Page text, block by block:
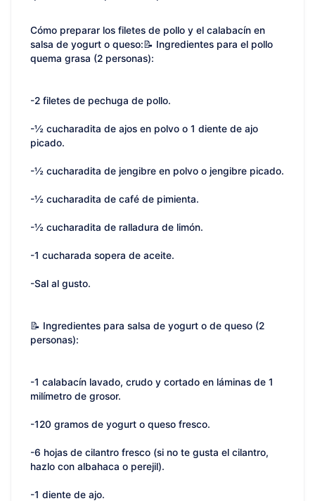
Cómo preparar los filetes de pollo y el calabacín en
salsa de yogurt o queso:📝 Ingredientes para el pollo
quema grasa (2 personas):
-2 filetes de pechuga de pollo.
-½ cucharadita de ajos en polvo o 1 diente de ajo
picado.
-½ cucharadita de jengibre en polvo o jengibre picado.
-½ cucharadita de café de pimienta.
-½ cucharadita de ralladura de limón.
-1 cucharada sopera de aceite.
-Sal al gusto.
📝 Ingredientes para salsa de yogurt o de queso (2
personas):
-1 calabacín lavado, crudo y cortado en láminas de 1
milímetro de grosor.
-120 gramos de yogurt o queso fresco.
-6 hojas de cilantro fresco (si no te gusta el cilantro,
hazlo con albahaca o perejil).
-1 diente de ajo.